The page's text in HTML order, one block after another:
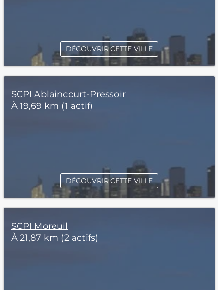
DÉCOUVRIR CETTE VILLE
SCPI Ablaincourt-Pressoir
À 19,69 km (1 actif)
DÉCOUVRIR CETTE VILLE
SCPI Moreuil
À 21,87 km (2 actifs)